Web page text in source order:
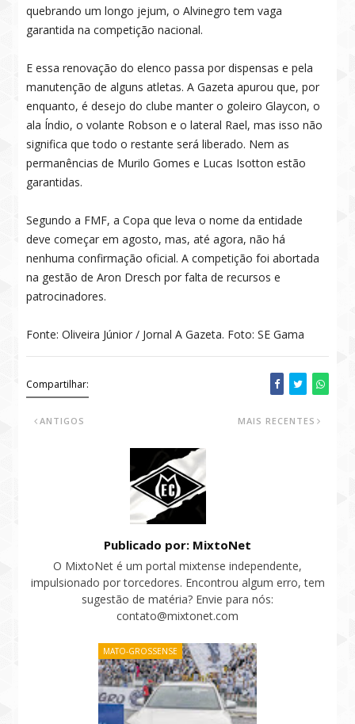
quebrando um longo jejum, o Alvinegro tem vaga
garantida na competição nacional.
E essa renovação do elenco passa por dispensas e pela
manutenção de alguns atletas. A Gazeta apurou que, por
enquanto, é desejo do clube manter o goleiro Glaycon, o
ala Índio, o volante Robson e o lateral Rael, mas isso não
significa que todo o restante será liberado. Nem as
permanências de Murilo Gomes e Lucas Isotton estão
garantidas.
Segundo a FMF, a Copa que leva o nome da entidade
deve começar em agosto, mas, até agora, não há
nenhuma confirmação oficial. A competição foi abortada
na gestão de Aron Dresch por falta de recursos e
patrocinadores.
Fonte: Oliveira Júnior / Jornal A Gazeta. Foto: SE Gama
Compartilhar:
MAIS RECENTES
ANTIGOS
Publicado por: MixtoNet
O MixtoNet é um portal mixtense independente,
impulsionado por torcedores. Encontrou algum erro, tem
sugestão de matéria? Envie para nós:
contato@mixtonet.com
MATO-GROSSENSE